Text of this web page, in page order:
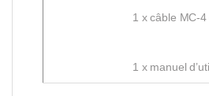
1 x câble MC-
1 x manuel